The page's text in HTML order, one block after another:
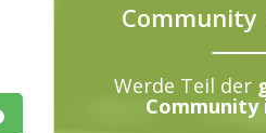
Community
Werde Teil der
Community